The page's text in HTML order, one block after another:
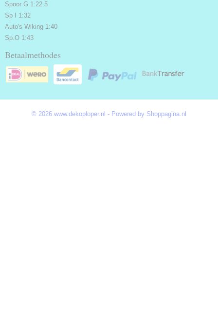
Spoor G 1:22.5
Sp I 1:32
Auto's Wiking 1:40
Sp.O 1:43
Betaalmethodes
© 2026 www.dekoploper.nl - Powered by Shoppagina.nl